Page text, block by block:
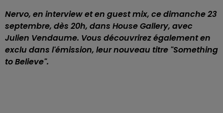
Nervo, en interview et en guest mix, ce dimanche 23
septembre, dès 20h, dans House Gallery, avec
Julien Vendaume. Vous découvrirez également en
exclu dans l'émission, leur nouveau titre "Something
to Believe".